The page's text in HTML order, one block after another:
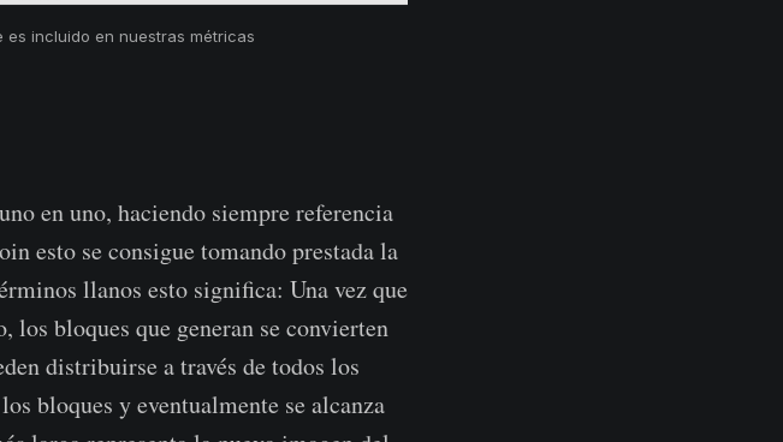
es incluido en nuestras métricas
en uno, haciendo siempre referencia
esto se consigue tomando prestada la
llanos esto significa: Una vez que
bloques que generan se convierten
distribuirse a través de todos los
bloques y eventualmente se alcanza